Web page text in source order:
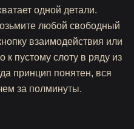
одной детали.
любой свободный
взаимодействия или
пустому слоту в ряду из
принцип понятен, вся
за полминуты.